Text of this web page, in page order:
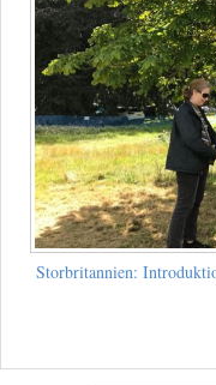
Storbritannien: